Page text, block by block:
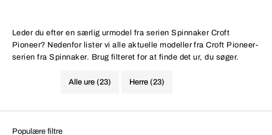
Leder du efter en særlig urmodel fra serien Spinnaker Croft
Pioneer? Nedenfor lister vi alle aktuelle modeller fra Croft Pioneer-
serien fra Spinnaker. Brug filteret for at finde det ur, du søger.
Alle ure (23) Herre (23)
Populære filtre